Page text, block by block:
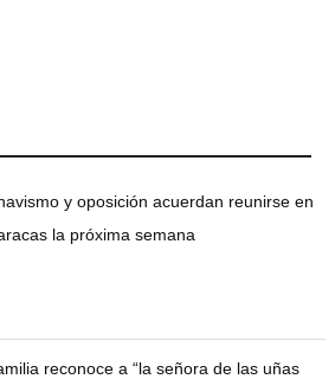
y oposición acuerdan reunirse en
la próxima semana
reconoce a “la señora de las uñas